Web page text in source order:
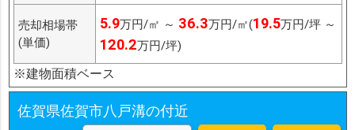
売却相場帯
(単価)
5.9万円/㎡ ～ 36.3万円/㎡(19.5万円/坪 ～
120.2万円/坪)
※建物面積ベース
佐賀県佐賀市八戸溝の付近